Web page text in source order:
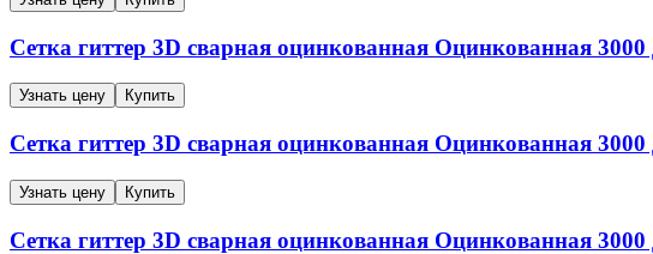
Сетка гиттер 3D сварная оцинкованная Оцинкованная 3000
Узнать цену Купить
Сетка гиттер 3D сварная оцинкованная Оцинкованная 3000
Узнать цену Купить
Сетка гиттер 3D сварная оцинкованная Оцинкованная 3000